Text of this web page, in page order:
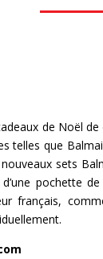
de Noël
telles que
sets
pochette
français,